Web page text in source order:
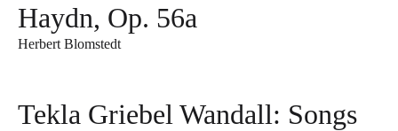
Haydn, Op. 56a
Herbert Blomstedt
Tekla Griebel Wandall: Songs